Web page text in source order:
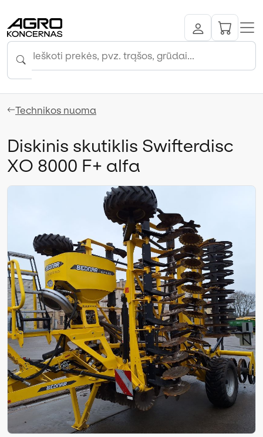
Technikos nuoma
Diskinis skutiklis Swifterdisc
XO 8000 F+ alfa